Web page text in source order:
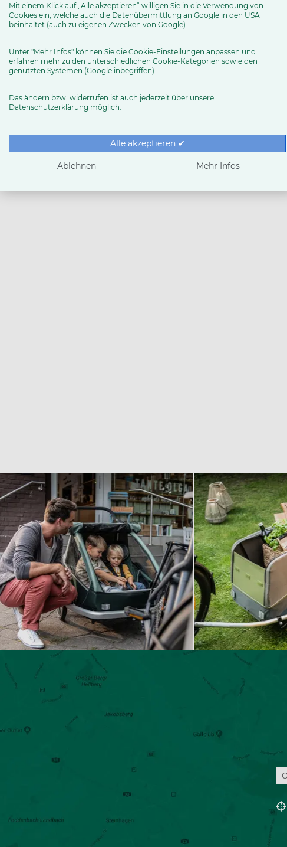
Mit einem Klick auf „Alle akzeptieren“ willigen Sie in die Verwendung von
Cookies ein, welche auch die Datenübermittlung an Google in den USA
beinhaltet (auch zu eigenen Zwecken von Google).
Unter "Mehr Infos" können Sie die Cookie-Einstellungen anpassen und
erfahren mehr zu den unterschiedlichen Cookie-Kategorien sowie den
genutzten Systemen (Google inbegriffen).
Das ändern bzw. widerrufen ist auch jederzeit über unsere
Datenschutzerklärung möglich.
Alle akzeptieren ✔
Ablehnen Mehr Infos